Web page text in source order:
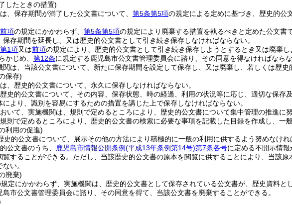
したときの措置)
、保存期間が満了した公文書について、 第5条第5項の規定による定めに基づき、歴史的公
前項の規定にかかわらず、 第5条第5項の規定により廃棄する措置を執るべきと定めた公文書
保存期間を延長し、又は歴史的公文書として引き続き保存しなければならない。
第1項又は前項の規定により、歴史的公文書として引き続き保存しようとするとき又は廃棄し
かじめ、 第12条に規定する鹿児島市公文書管理委員会に諮り、その同意を得なければならな
関は、当該公文書について、新たに保存期間を設定して保存し、又は廃棄し、若しくは歴史
保存)
、歴史的公文書について、永久に保存しなければならない。
史的公文書について、その内容、保存状態、時の経過、利用の状況等に応じ、適切な保存
により、識別を容易にするための措置を講じた上で保存しなければならない。
いて、実施機関は、規則で定めるところにより、歴史的公文書について集中管理の推進に
則で定めるところにより、歴史的公文書の検索に必要な事項を記載した目録を作成し、一
利用の促進)
史的公文書について、展示その他の方法により積極的に一般の利用に供するよう努めなけれ
公文書のうち、 鹿児島市情報公開条例(平成13年条例第14号)第7条各号に定める不開示情報
することができる。 ただし、当該歴史的公文書の原本を閲覧に供することにより、当該
い。
廃棄)
定にかかわらず、実施機関は、歴史的公文書として保存されている公文書が、歴史資料と
島市公文書管理委員会に諮り、その同意を得て、当該公文書を廃棄することができる。